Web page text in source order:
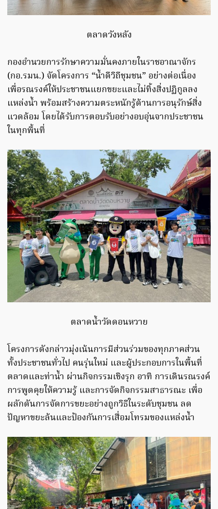
ตลาดวังหลัง
กองอำนวยการรักษาความมั่นคงภายในราชอาณาจักร
(กอ.รมน.) จัดโครงการ “น้ำดีวิถีชุมชน” อย่างต่อเนื่อง
เพื่อรณรงค์ให้ประชาชนแยกขยะและไม่ทิ้งสิ่งปฏิกูลลง
แหล่งน้ำ พร้อมสร้างความตระหนักรู้ด้านการอนุรักษ์สิ่ง
แวดล้อม โดยได้รับการตอบรับอย่างอบอุ่นจากประชาชน
ในทุกพื้นที่
ตลาดน้ำวัดดอนหวาย
โครงการดังกล่าวมุ่งเน้นการมีส่วนร่วมของทุกภาคส่วน
ทั้งประชาชนทั่วไป คนรุ่นใหม่ และผู้ประกอบการในพื้นที่
ตลาดและท่าน้ำ ผ่านกิจกรรมเชิงรุก อาทิ การเดินรณรงค์
การพูดคุยให้ความรู้ และการจัดกิจกรรมสาธารณะ เพื่อ
ผลักดันการจัดการขยะอย่างถูกวิธีในระดับชุมชน ลด
ปัญหาขยะล้นและป้องกันการเสื่อมโทรมของแหล่งน้ำ